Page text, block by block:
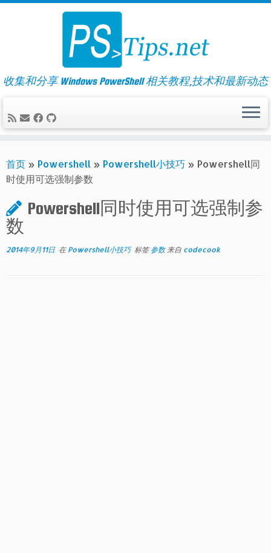
Skip
收集和分享 Windows PowerShell 相关教程,技术和最新动态
首页 » Powershell » Powershell小技巧 » Powershell同
时使用可选强制参数
Powershell同时使用可选强制参
数
2014年9月11日 在 Powershell小技巧 标签参数 来自 codecook